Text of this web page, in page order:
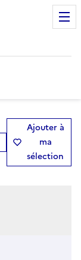
Ajouter à
ma
sélection